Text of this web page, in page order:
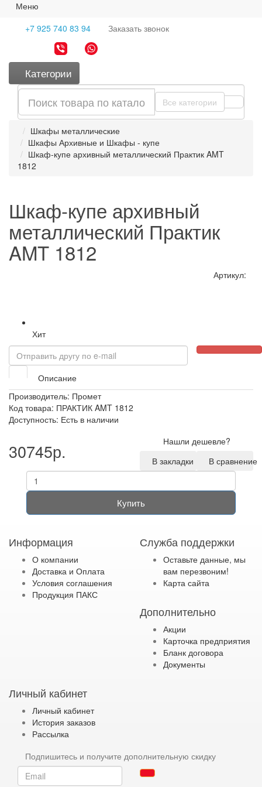
Меню
+7 925 740 83 94
Заказать звонок
Категории
Все категории
Шкафы металлические
Шкафы Архивные и Шкафы - купе
Шкаф-купе архивный металлический Практик AMT
1812
Шкаф-купе архивный
металлический Практик
AMT 1812
Артикул:
Хит
Описание
Производитель: Промет
Код товара: ПРАКТИК AMT 1812
Доступность: Есть в наличии
30745р.
Нашли дешевле?
В закладки
В сравнение
Купить
Информация
О компании
Доставка и Оплата
Условия соглашения
Продукция ПАКС
Служба поддержки
Оставьте данные, мы
вам перезвоним!
Карта сайта
Дополнительно
Акции
Карточка предприятия
Бланк договора
Документы
Личный кабинет
Личный кабинет
История заказов
Рассылка
Подпишитесь и получите дополнительную скидку